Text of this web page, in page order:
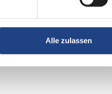
Alle zulassen